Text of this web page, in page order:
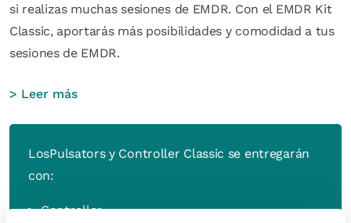
si realizas muchas sesiones de EMDR. Con el EMDR Kit
Classic, aportarás más posibilidades y comodidad a tus
sesiones de EMDR.
> Leer más
LosPulsators y Controller Classic se entregarán
con:
Controller